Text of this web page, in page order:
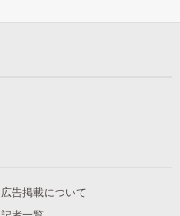
広告掲載について